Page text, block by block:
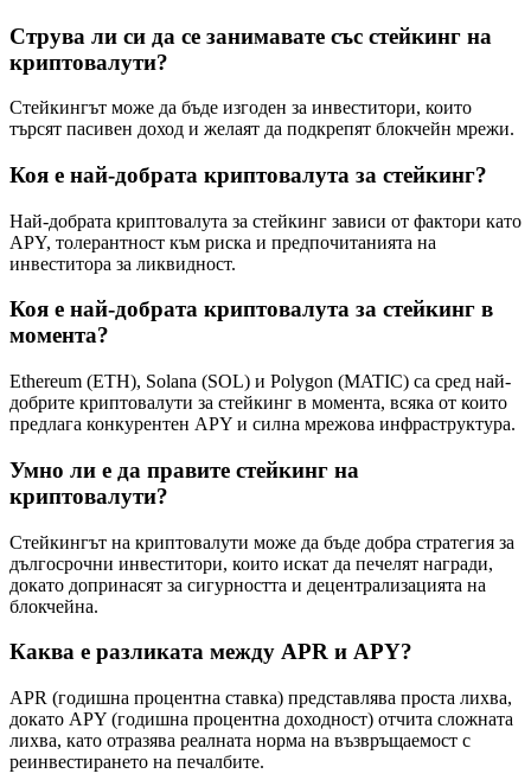
Струва ли си да се занимавате със стейкинг на
криптовалути?
Стейкингът може да бъде изгоден за инвеститори, които
търсят пасивен доход и желаят да подкрепят блокчейн мрежи.
Коя е най-добрата криптовалута за стейкинг?
Най-добрата криптовалута за стейкинг зависи от фактори като
APY, толерантност към риска и предпочитанията на
инвеститора за ликвидност.
Коя е най-добрата криптовалута за стейкинг в
момента?
Ethereum (ETH), Solana (SOL) и Polygon (MATIC) са сред най-
добрите криптовалути за стейкинг в момента, всяка от които
предлага конкурентен APY и силна мрежова инфраструктура.
Умно ли е да правите стейкинг на
криптовалути?
Стейкингът на криптовалути може да бъде добра стратегия за
дългосрочни инвеститори, които искат да печелят награди,
докато допринасят за сигурността и децентрализацията на
блокчейна.
Каква е разликата между APR и APY?
APR (годишна процентна ставка) представлява проста лихва,
докато APY (годишна процентна доходност) отчита сложната
лихва, като отразява реалната норма на възвръщаемост с
реинвестирането на печалбите.